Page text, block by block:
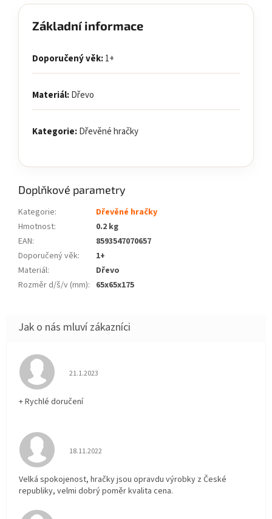
Základní informace
Doporučený věk:1+
Materiál:Dřevo
Kategorie:Dřevěné hračky
Doplňkové parametry
Kategorie:
Dřevěné hračky
Hmotnost:
0.2 kg
EAN:
8593547070657
Doporučený věk:
1+
Materiál:
Dřevo
Rozměr d/š/v (mm): 65x65x175
Hodnocení obchodu je 5 z 5 hvězdiček.
21.1.2023
+ Rychlé doručení
Hodnocení obchodu je 5 z 5 hvězdiček.
18.11.2022
Velká spokojenost, hračky jsou opravdu výrobky z České
republiky, velmi dobrý poměr kvalita cena.